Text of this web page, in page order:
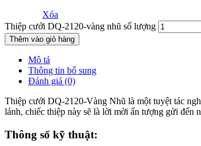
Xóa
Thiệp cưới DQ-2120-vàng nhũ số lượng
Thêm vào giỏ hàng
Mô tả
Thông tin bổ sung
Đánh giá (0)
Thiệp cưới DQ-2120-Vàng Nhũ là một tuyệt tác
lánh, chiếc thiệp này sẽ là lời mời ấn tượng gửi đến
Thông số kỹ thuật: